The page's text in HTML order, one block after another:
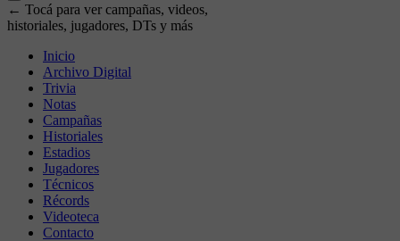
← Tocá para ver campañas, videos,
historiales, jugadores, DTs y más
Inicio
Archivo Digital
Trivia
Notas
Campañas
Historiales
Estadios
Jugadores
Técnicos
Récords
Videoteca
Contacto